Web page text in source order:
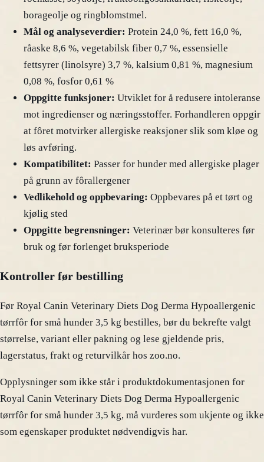
borageolje og ringblomstmel.
Mål og analyseverdier: Protein 24,0 %, fett 16,0 %,
råaske 8,6 %, vegetabilsk fiber 0,7 %, essensielle
fettsyrer (linolsyre) 3,7 %, kalsium 0,81 %, magnesium
0,08 %, fosfor 0,61 %
Oppgitte funksjoner: Utviklet for å redusere intoleranse
mot ingredienser og næringsstoffer. Forhandleren oppgir
at fôret motvirker allergiske reaksjoner slik som kløe og
løs avføring.
Kompatibilitet: Passer for hunder med allergiske plager
på grunn av fôrallergener
Vedlikehold og oppbevaring: Oppbevares på et tørt og
kjølig sted
Oppgitte begrensninger: Veterinær bør konsulteres før
bruk og før forlenget bruksperiode
Kontroller før bestilling
Før Royal Canin Veterinary Diets Dog Derma Hypoallergenic
tørrfôr for små hunder 3,5 kg bestilles, bør du bekrefte valgt
størrelse, variant eller pakning og lese gjeldende pris,
lagerstatus, frakt og returvilkår hos zoo.no.
Opplysninger som ikke står i produktdokumentasjonen for
Royal Canin Veterinary Diets Dog Derma Hypoallergenic
tørrfôr for små hunder 3,5 kg, må vurderes som ukjente og ikke
som egenskaper produktet nødvendigvis har.